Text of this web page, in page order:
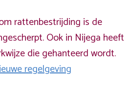
rattenbestrijding is de
Ook in Nijega heeft
die gehanteerd wordt.
regelgeving